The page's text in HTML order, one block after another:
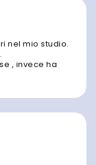
nel mio studio.
, invece ha